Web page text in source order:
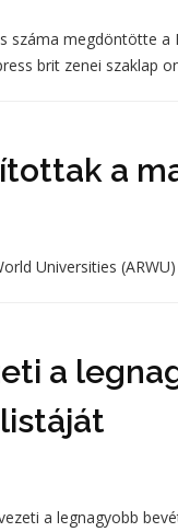
száma megdöntötte
brit zenei szaklap
a
Universities
a
a legnagyobb